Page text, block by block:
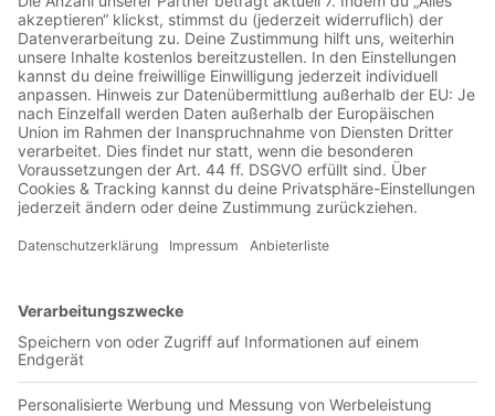
00:33:22
In dieser Folge geht es um 1 neuen Länderpunkt in der